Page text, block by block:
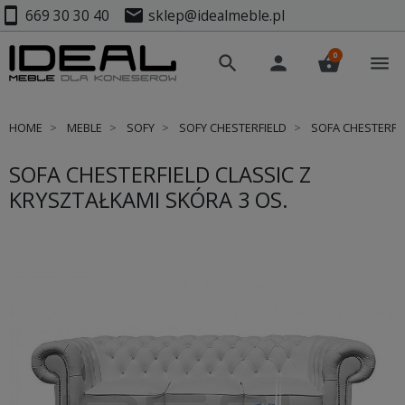
smartphone 669 30 30 40 mail sklep@idealmeble.pl
search person shopping_basket
0 menu
HOME MEBLE SOFY SOFY CHESTERFIELD SOFA
SOFA CHESTERFIELD CLASSIC Z
KRYSZTAŁKAMI SKÓRA 3 OS.